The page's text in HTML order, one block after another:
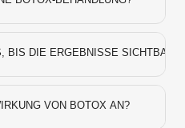
BIS DIE ERGEBNISSE SICHTBAR
VON BOTOX AN?